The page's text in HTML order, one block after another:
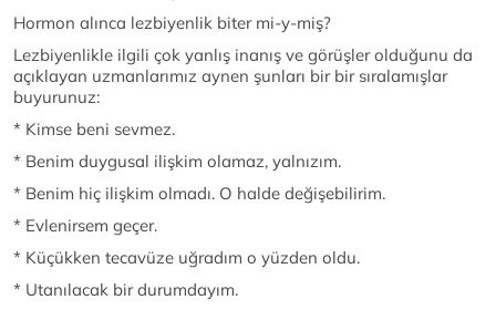
Hormon alınca lezbiyenlik biter mi-y-miş?
Lezbiyenlikle ilgili çok yanlış inanış ve görüşler olduğunu da
açıklayan uzmanlarımız aynen şunları bir bir sıralamışlar
buyurunuz:
* Kimse beni sevmez.
* Benim duygusal ilişkim olamaz, yalnızım.
* Benim hiç ilişkim olmadı. O halde değişebilirim.
* Evlenirsem geçer.
* Küçükken tecavüze uğradım o yüzden oldu.
* Utanılacak bir durumdayım.